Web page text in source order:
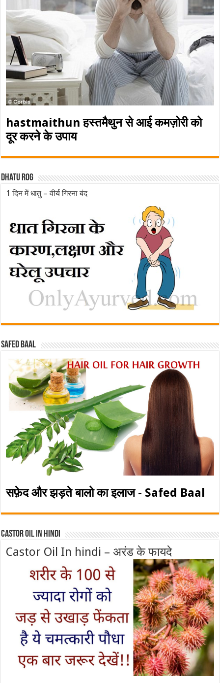
hastmaithun हस्तमैथुन से आई कमज़ोरी को
दूर करने के उपाय
Dhatu rog
1 दिन में धातु – वीर्य गिरना बंद
Safed baal
सफ़ेद और झड़ते बालो का इलाज - Safed Baal
Castor Oil In Hindi
Castor Oil In hindi – अरंड के फायदे